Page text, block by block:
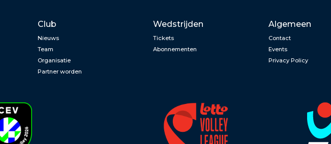
Club
Nieuws
Team
Organisatie
Partner worden
Wedstrijden
Tickets
Abonnementen
Algemeen
Contact
Events
Privacy Policy